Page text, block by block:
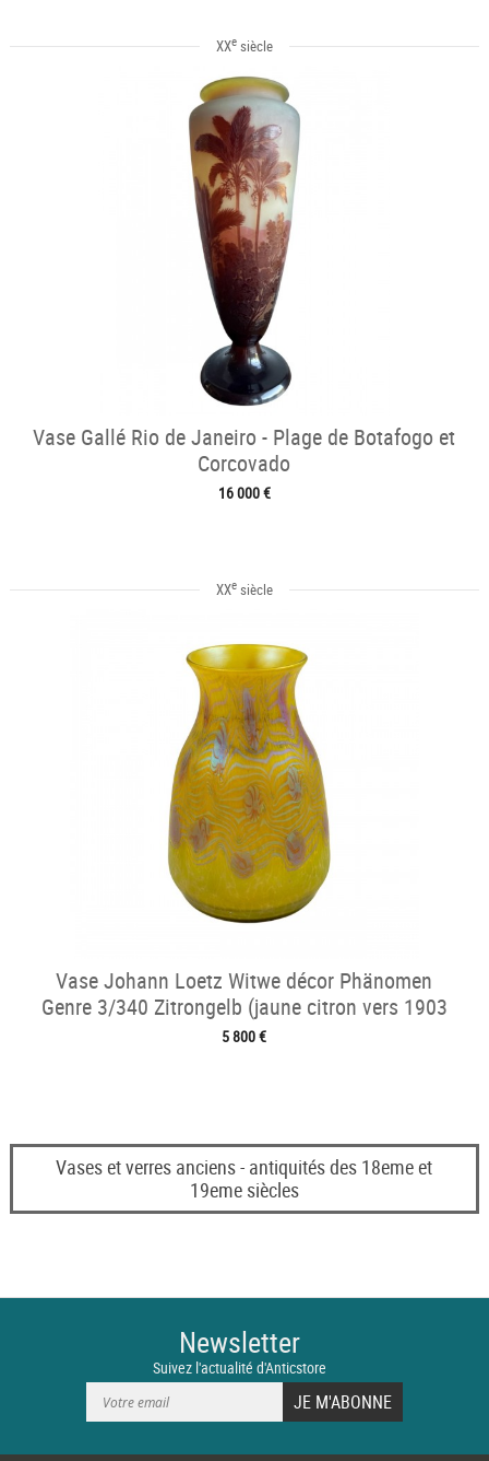
XXesiècle
Vase Gallé Rio de Janeiro - Plage de Botafogo et
Corcovado
16 000 €
XXesiècle
Vase Johann Loetz Witwe décor Phänomen
Genre 3/340 Zitrongelb (jaune citron vers 1903
5 800 €
Vases et verres anciens - antiquités des 18eme et
19eme siècles
Newsletter
Suivez l'actualité d'Anticstore